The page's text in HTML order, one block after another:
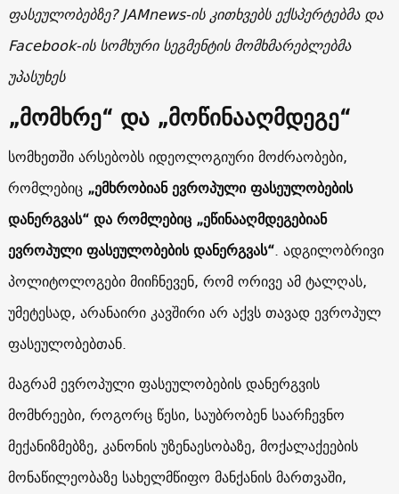
ფასეულობებზე? JAMnews-ის კითხვებს ექსპერტებმა და
Facebook-ის სომხური სეგმენტის მომხმარებლებმა
უპასუხეს
„მომხრე“ და „მოწინააღმდეგე“
სომხეთში არსებობს იდეოლოგიური მოძრაობები,
რომლებიც „ემხრობიან ევროპული ფასეულობების
დანერგვას“ და რომლებიც „ეწინააღმდეგებიან
ევროპული ფასეულობების დანერგვას“. ადგილობრივი
პოლიტოლოგები მიიჩნევენ, რომ ორივე ამ ტალღას,
უმეტესად, არანაირი კავშირი არ აქვს თავად ევროპულ
ფასეულობებთან.
მაგრამ ევროპული ფასეულობების დანერგვის
მომხრეები, როგორც წესი, საუბრობენ საარჩევნო
მექანიზმებზე, კანონის უზენაესობაზე, მოქალაქეების
მონაწილეობაზე სახელმწიფო მანქანის მართვაში,